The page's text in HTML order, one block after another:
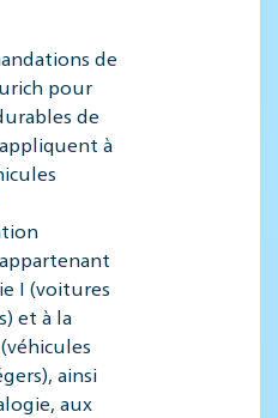
de
pour
de
à
I (voitures
et à la
ainsi
aux